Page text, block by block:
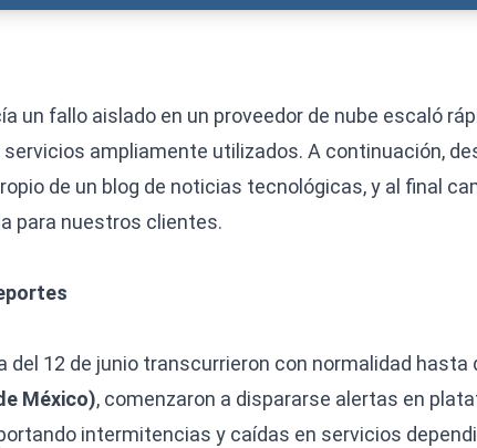
un fallo aislado en un proveedor de nube escaló
servicios ampliamente utilizados. A continuación,
de un blog de noticias tecnológicas, y al final
para nuestros clientes.
del 12 de junio transcurrieron con normalidad hasta
México), comenzaron a dispararse alertas en
intermitencias y caídas en servicios